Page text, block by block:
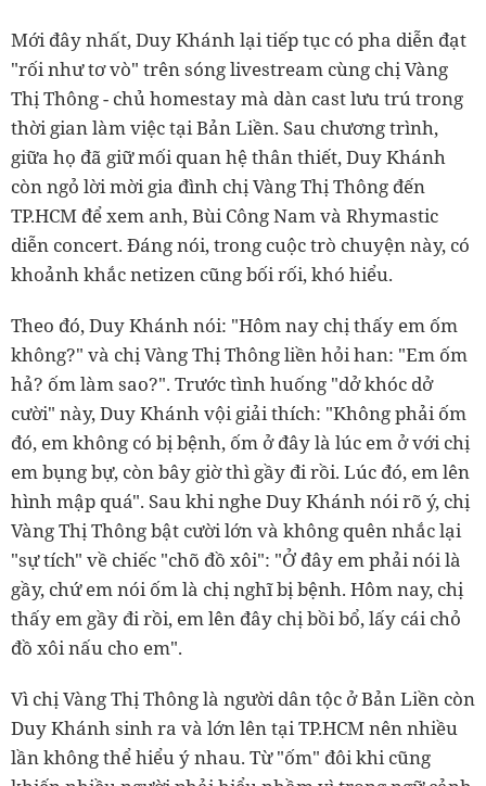
Mới đây nhất, Duy Khánh lại tiếp tục có pha diễn đạt
"rối như tơ vò" trên sóng livestream cùng chị Vàng
Thị Thông - chủ homestay mà dàn cast lưu trú trong
thời gian làm việc tại Bản Liền. Sau chương trình,
giữa họ đã giữ mối quan hệ thân thiết, Duy Khánh
còn ngỏ lời mời gia đình chị Vàng Thị Thông đến
TP.HCM để xem anh, Bùi Công Nam và Rhymastic
diễn concert. Đáng nói, trong cuộc trò chuyện này, có
khoảnh khắc netizen cũng bối rối, khó hiểu.
Theo đó, Duy Khánh nói: "Hôm nay chị thấy em ốm
không?" và chị Vàng Thị Thông liền hỏi han: "Em ốm
hả? ốm làm sao?". Trước tình huống "dở khóc dở
cười" này, Duy Khánh vội giải thích: "Không phải ốm
đó, em không có bị bệnh, ốm ở đây là lúc em ở với chị
em bụng bự, còn bây giờ thì gầy đi rồi. Lúc đó, em lên
hình mập quá". Sau khi nghe Duy Khánh nói rõ ý, chị
Vàng Thị Thông bật cười lớn và không quên nhắc lại
"sự tích" về chiếc "chõ đồ xôi": "Ở đây em phải nói là
gầy, chứ em nói ốm là chị nghĩ bị bệnh. Hôm nay, chị
thấy em gầy đi rồi, em lên đây chị bồi bổ, lấy cái chỏ
đồ xôi nấu cho em".
Vì chị Vàng Thị Thông là người dân tộc ở Bản Liền còn
Duy Khánh sinh ra và lớn lên tại TP.HCM nên nhiều
lần không thể hiểu ý nhau. Từ "ốm" đôi khi cũng